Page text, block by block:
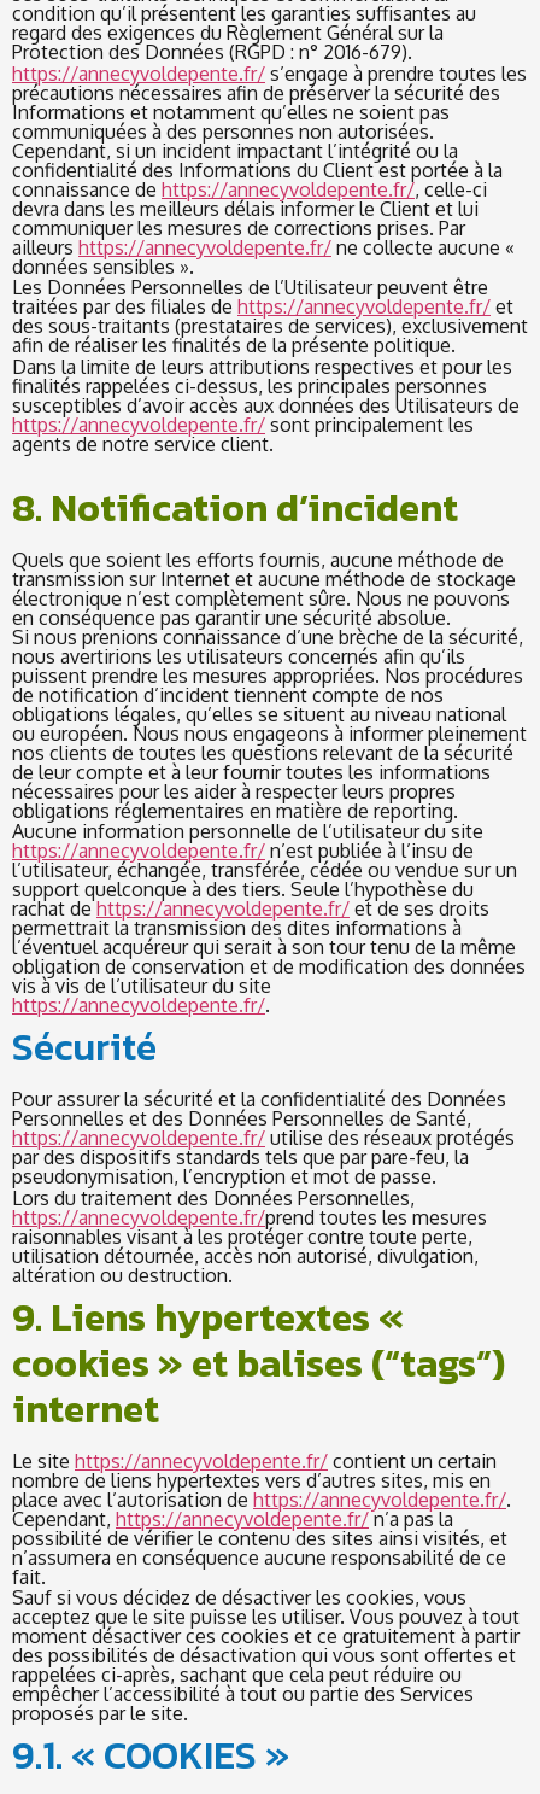
condition qu’il présentent les garanties suffisantes au
regard des exigences du Règlement Général sur la
Protection des Données (RGPD : n° 2016-679).
https://annecyvoldepente.fr/ s’engage à prendre toutes les
précautions nécessaires afin de préserver la sécurité des
Informations et notamment qu’elles ne soient pas
communiquées à des personnes non autorisées.
Cependant, si un incident impactant l’intégrité ou la
confidentialité des Informations du Client est portée à la
connaissance de https://annecyvoldepente.fr/, celle-ci
devra dans les meilleurs délais informer le Client et lui
communiquer les mesures de corrections prises. Par
ailleurs https://annecyvoldepente.fr/ ne collecte aucune «
données sensibles ».
Les Données Personnelles de l’Utilisateur peuvent être
traitées par des filiales de https://annecyvoldepente.fr/ et
des sous-traitants (prestataires de services), exclusivement
afin de réaliser les finalités de la présente politique.
Dans la limite de leurs attributions respectives et pour les
finalités rappelées ci-dessus, les principales personnes
susceptibles d’avoir accès aux données des Utilisateurs de
https://annecyvoldepente.fr/ sont principalement les
agents de notre service client.
8. Notification d’incident
Quels que soient les efforts fournis, aucune méthode de
transmission sur Internet et aucune méthode de stockage
électronique n’est complètement sûre. Nous ne pouvons
en conséquence pas garantir une sécurité absolue.
Si nous prenions connaissance d’une brèche de la sécurité,
nous avertirions les utilisateurs concernés afin qu’ils
puissent prendre les mesures appropriées. Nos procédures
de notification d’incident tiennent compte de nos
obligations légales, qu’elles se situent au niveau national
ou européen. Nous nous engageons à informer pleinement
nos clients de toutes les questions relevant de la sécurité
de leur compte et à leur fournir toutes les informations
nécessaires pour les aider à respecter leurs propres
obligations réglementaires en matière de reporting.
Aucune information personnelle de l’utilisateur du site
https://annecyvoldepente.fr/ n’est publiée à l’insu de
l’utilisateur, échangée, transférée, cédée ou vendue sur un
support quelconque à des tiers. Seule l’hypothèse du
rachat dehttps://annecyvoldepente.fr/ et de ses droits
permettrait la transmission des dites informations à
l’éventuel acquéreur qui serait à son tour tenu de la même
obligation de conservation et de modification des données
vis à vis de l’utilisateur du site
https://annecyvoldepente.fr/.
Sécurité
Pour assurer la sécurité et la confidentialité des Données
Personnelles et des Données Personnelles de Santé,
https://annecyvoldepente.fr/ utilise des réseaux protégés
par des dispositifs standards tels que par pare-feu, la
pseudonymisation, l’encryption et mot de passe.
Lors du traitement des Données Personnelles,
https://annecyvoldepente.fr/prend toutes les mesures
raisonnables visant à les protéger contre toute perte,
utilisation détournée, accès non autorisé, divulgation,
altération ou destruction.
9. Liens hypertextes «
cookies » et balises (“tags”)
internet
Le site https://annecyvoldepente.fr/ contient un certain
nombre de liens hypertextes vers d’autres sites, mis en
place avec l’autorisation de https://annecyvoldepente.fr/.
Cependant, https://annecyvoldepente.fr/n’a pas la
possibilité de vérifier le contenu des sites ainsi visités, et
n’assumera en conséquence aucune responsabilité de ce
fait.
Sauf si vous décidez de désactiver les cookies, vous
acceptez que le site puisse les utiliser. Vous pouvez à tout
moment désactiver ces cookies et ce gratuitement à partir
des possibilités de désactivation qui vous sont offertes et
rappelées ci-après, sachant que cela peut réduire ou
empêcher l’accessibilité à tout ou partie des Services
proposés par le site.
9.1. « COOKIES »